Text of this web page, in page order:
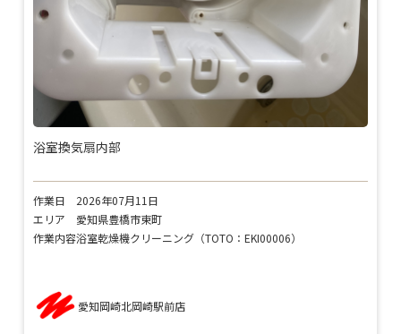
浴室換気扇内部
作業日
2026年07月11日
エリア
愛知県豊橋市東町
作業内容浴室乾燥機クリーニング（TOTO：EKI00006）
愛知岡崎北岡崎駅前店